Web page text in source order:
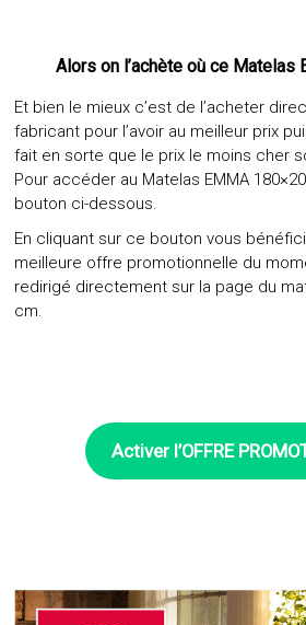
Alors on l’achète où ce Matelas
Et bien le mieux c’est de l’acheter
fabricant pour l’avoir au meilleur prix
fait en sorte que le prix le moins cher
Pour accéder au Matelas EMMA
bouton ci-dessous.
En cliquant sur ce bouton vous
meilleure offre promotionnelle du
redirigé directement sur la page du
cm.
Activer l’OFFRE